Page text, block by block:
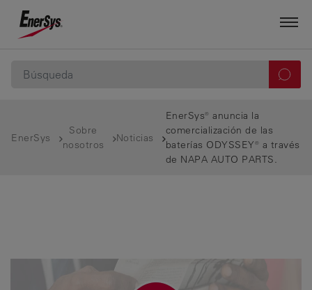
EnerSys
Sobre
nosotros
Noticias
EnerSys® anuncia la
comercialización de las
baterías ODYSSEY® a través
de NAPA AUTO PARTS.